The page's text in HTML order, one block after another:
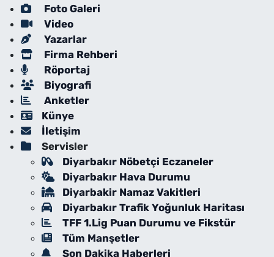
Foto Galeri
Video
Yazarlar
Firma Rehberi
Röportaj
Biyografi
Anketler
Künye
İletişim
Servisler
Diyarbakır Nöbetçi Eczaneler
Diyarbakır Hava Durumu
Diyarbakir Namaz Vakitleri
Diyarbakır Trafik Yoğunluk Haritası
TFF 1.Lig Puan Durumu ve Fikstür
Tüm Manşetler
Son Dakika Haberleri